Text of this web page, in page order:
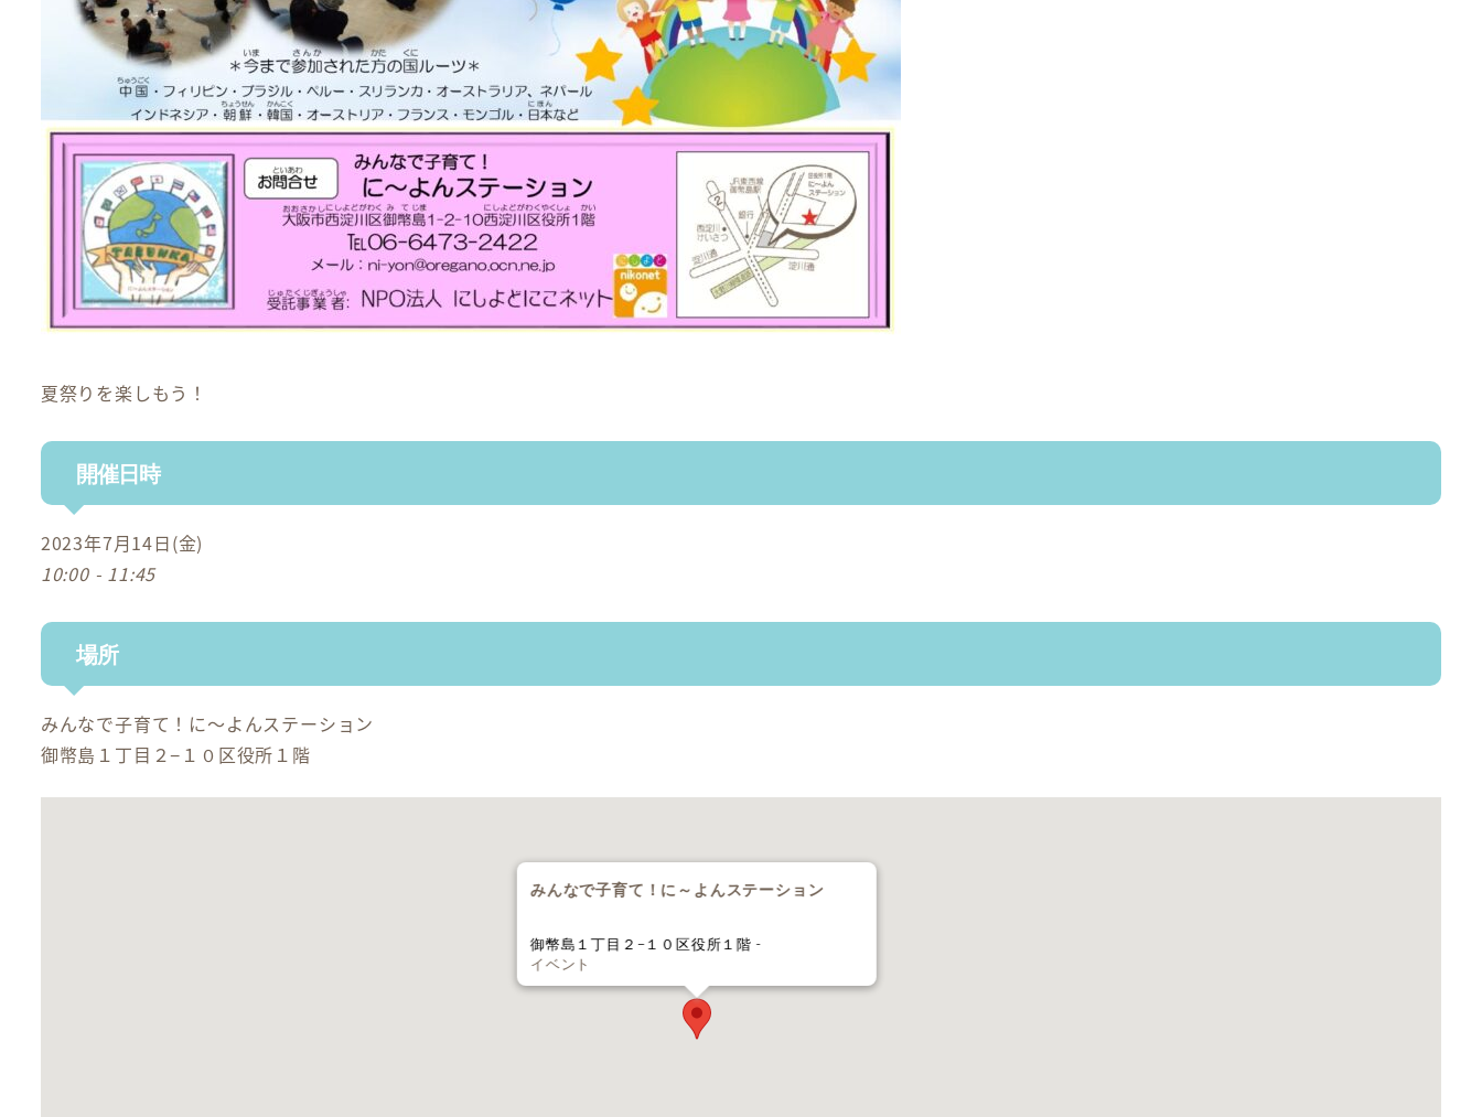
夏祭りを楽しもう！
開催日時
2023年7月14日(金)
10:00 - 11:45
場所
みんなで子育て！に～よんステーション
御幣島１丁目２−１０区役所１階
みんなで子育て！に～よんステーション
御幣島１丁目２−１０区役所１階 -
イベント